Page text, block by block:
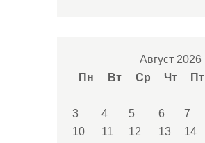
Август 2026
Пн
Вт Ср Чт Пт
3
4 5 6 7
10
11 12 13 14